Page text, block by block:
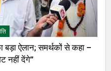
बड़ा ऐलान; समर्थकों से कहा –
नहीं देंगे”